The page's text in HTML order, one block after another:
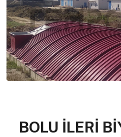
BOLU İLERİ